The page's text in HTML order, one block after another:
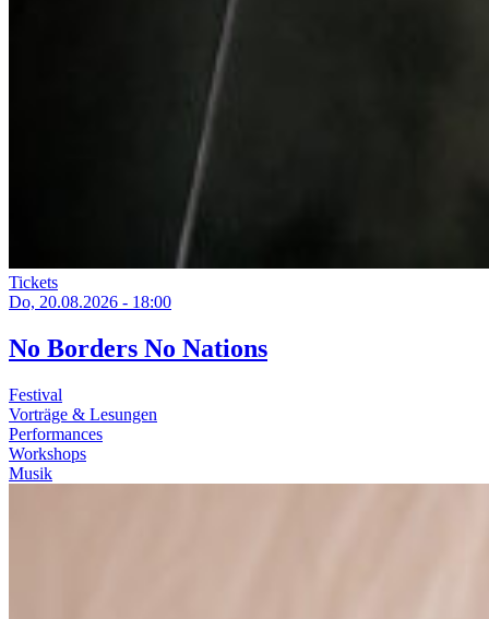
Tickets
Do, 20.08.2026 - 18:00
No Borders No Nations
Festival
Vorträge & Lesungen
Performances
Workshops
Musik